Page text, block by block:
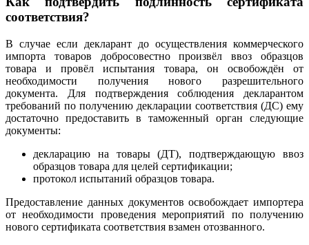
соответствия?
В случае если декларант до осуществления коммерческого
импорта товаров добросовестно произвёл ввоз образцов
товара и провёл испытания товара, он освобождён от
необходимости получения нового разрешительного
документа. Для подтверждения соблюдения декларантом
требований по получению декларации соответствия (ДС) ему
достаточно предоставить в таможенный орган следующие
документы:
декларацию на товары (ДТ), подтверждающую ввоз
образцов товара для целей сертификации;
протокол испытаний образцов товара.
Предоставление данных документов освобождает импортера
от необходимости проведения мероприятий по получению
нового сертификата соответствия взамен отозванного.